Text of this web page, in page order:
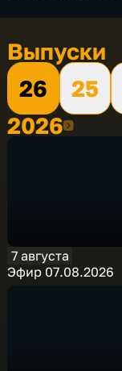
Выпуски
26
25
20262026
7 августа
Эфир 07.08.2026